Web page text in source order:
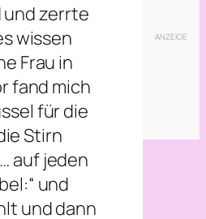
und zerrte
wissen
Frau in
fand mich
für die
Stirn
auf jeden
und
und dann